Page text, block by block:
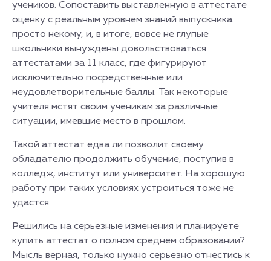
учеников. Сопоставить выставленную в аттестате
оценку с реальным уровнем знаний выпускника
просто некому, и, в итоге, вовсе не глупые
школьники вынуждены довольствоваться
аттестатами за 11 класс, где фигурируют
исключительно посредственные или
неудовлетворительные баллы. Так некоторые
учителя мстят своим ученикам за различные
ситуации, имевшие место в прошлом.
Такой аттестат едва ли позволит своему
обладателю продолжить обучение, поступив в
колледж, институт или университет. На хорошую
работу при таких условиях устроиться тоже не
удастся.
Решились на серьезные изменения и планируете
купить аттестат о полном среднем образовании?
Мысль верная, только нужно серьезно отнестись к